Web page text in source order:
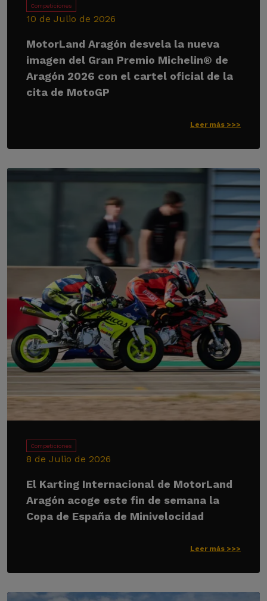
Competiciones
10 de Julio de 2026
MotorLand Aragón desvela la nueva
imagen del Gran Premio Michelin® de
Aragón 2026 con el cartel oficial de la
cita de MotoGP
Leer más >>>
Competiciones
8 de Julio de 2026
El Karting Internacional de MotorLand
Aragón acoge este fin de semana la
Copa de España de Minivelocidad
Leer más >>>